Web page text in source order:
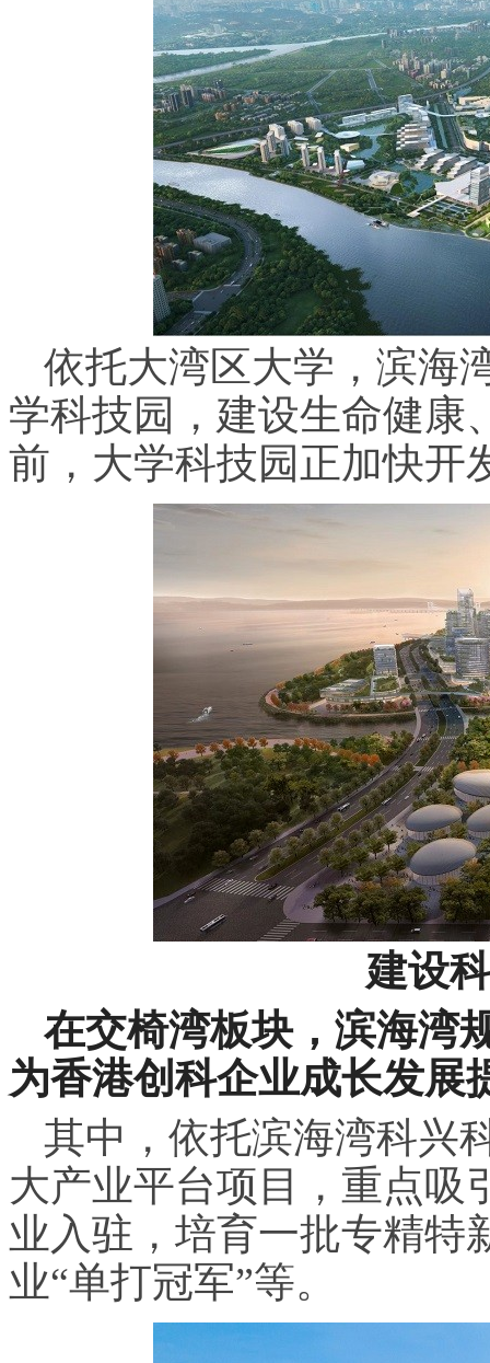
依托大湾区大学，滨海
学科技园，建设生命健康
前，大学科技园正加快开
建设
在交椅湾板块，滨海湾
为香港创科企业成长发展
其中，依托滨海湾科兴
大产业平台项目，重点吸
业入驻，培育一批专精特
业“单打冠军”等。